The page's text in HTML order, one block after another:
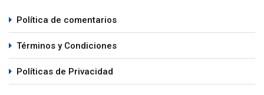
Política de comentarios
Términos y Condiciones
Políticas de Privacidad